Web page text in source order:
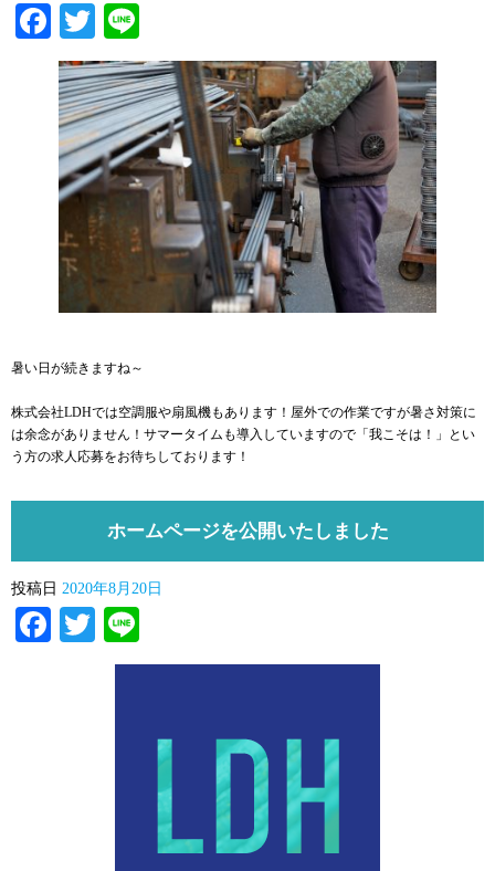
Facebook
Twitter
暑い日が続きますね～
株式会社LDHでは空調服や扇風機もあります！屋外での作業ですが暑さ対策に
は余念がありません！サマータイムも導入していますので「我こそは！」とい
う方の求人応募をお待ちしております！
ホームページを公開いたしました
投稿日 2020年8月20日
Facebook
Twitter